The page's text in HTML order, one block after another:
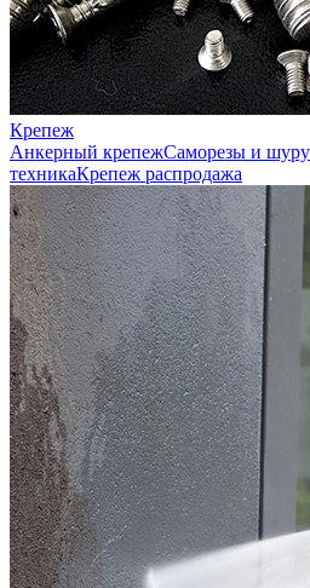
Крепеж
Анкерный крепежСаморезы и
техникаКрепеж распродажа